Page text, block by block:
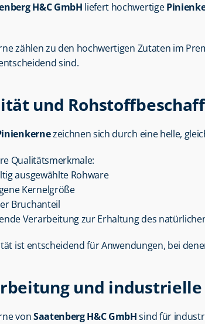
H&C GmbH liefert hochwertige
zählen zu den hochwertigen Zutaten im
sind.
und
zeichnen sich durch eine helle,
Qualitätsmerkmale:
ausgewählte Rohware
Kernelgröße
Bruchanteil
Verarbeitung zur Erhaltung des
ist entscheidend für Anwendungen, bei
und industrielle
von Saatenberg H&C GmbH sind für